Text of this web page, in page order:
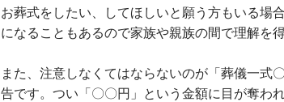
お葬式をしたい、してほしいと願う方もいる場
になることもあるので家族や親族の間で理解を
また、注意しなくてはならないのが「葬儀一式
告です。つい「〇〇円」という金額に目が奪わ